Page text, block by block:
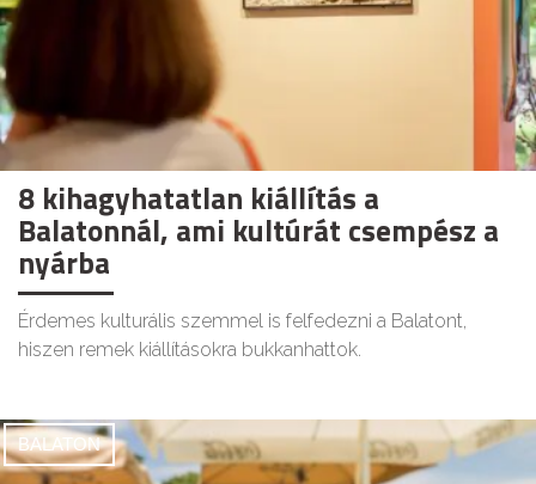
8 kihagyhatatlan kiállítás a
Balatonnál, ami kultúrát csempész a
nyárba
Érdemes kulturális szemmel is felfedezni a Balatont,
hiszen remek kiállításokra bukkanhattok.
BALATON